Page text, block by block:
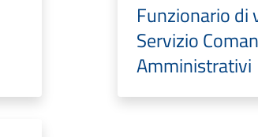
Funzionario di
Servizio
Amministrativi